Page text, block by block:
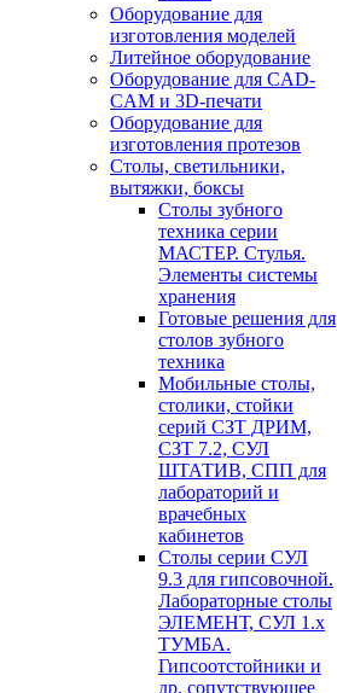
Оборудование для
изготовления моделей
Литейное оборудование
Оборудование для CAD-
CAM и 3D-печати
Оборудование для
изготовления протезов
Cтолы, светильники,
вытяжки, боксы
Столы зубного
техника серии
МАСТЕР. Стулья.
Элементы системы
хранения
Готовые решения для
столов зубного
техника
Мобильные столы,
столики, стойки
серий СЗТ ДРИМ,
СЗТ 7.2, СУЛ
ШТАТИВ, СПП для
лабораторий и
врачебных
кабинетов
Столы серии СУЛ
9.3 для гипсовочной.
Лабораторные столы
ЭЛЕМЕНТ, СУЛ 1.х
ТУМБА.
Гипсоотстойники и
др. сопутствующее